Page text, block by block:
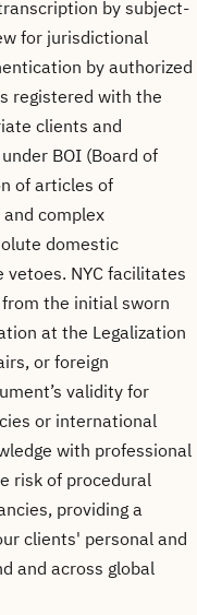
by subject-
for jurisdictional
by authorized
registered with the
clients and
BOI (Board of
of articles of
complex
domestic
NYC facilitates
the initial sworn
at the Legalization
or foreign
validity for
or international
with professional
risk of procedural
providing a
clients' personal and
and across global